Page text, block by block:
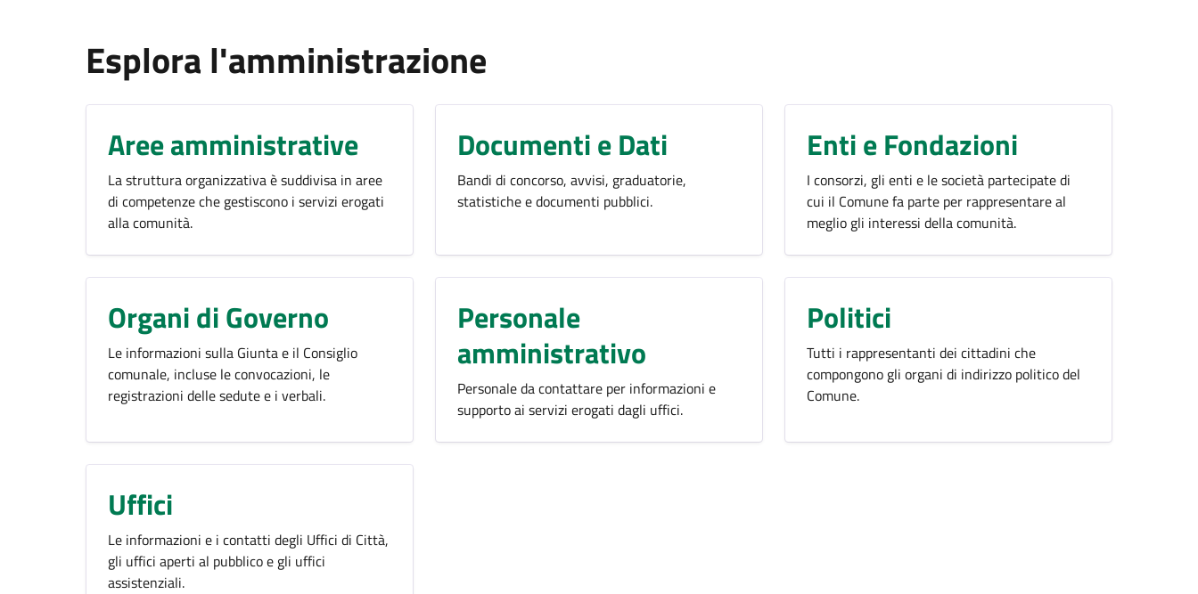
Esplora l'amministrazione
Aree amministrative
La struttura organizzativa è suddivisa in aree
di competenze che gestiscono i servizi erogati
alla comunità.
Documenti e Dati
Bandi di concorso, avvisi, graduatorie,
statistiche e documenti pubblici.
Enti e Fondazioni
I consorzi, gli enti e le società partecipate di
cui il Comune fa parte per rappresentare al
meglio gli interessi della comunità.
Organi di Governo
Le informazioni sulla Giunta e il Consiglio
comunale, incluse le convocazioni, le
registrazioni delle sedute e i verbali.
Personale
amministrativo
Personale da contattare per informazioni e
supporto ai servizi erogati dagli uffici.
Politici
Tutti i rappresentanti dei cittadini che
compongono gli organi di indirizzo politico del
Comune.
Uffici
Le informazioni e i contatti degli Uffici di Città,
gli uffici aperti al pubblico e gli uffici
assistenziali.